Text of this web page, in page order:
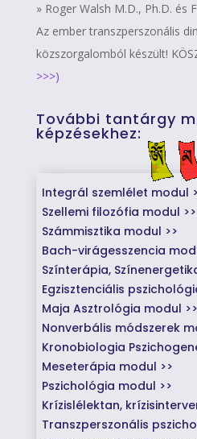
» Roger Walsh M.D., Ph.D. és
Az ember transzperszonális
közszorgalomból készült!
>>>)
További tantárgy
képzésekhez:
Integrál szemlélet modul
Szellemi filozófia modul >>
Számmisztika modul >>
Bach-virágesszencia
Színterápia,
Egzisztenciális
Maja Asztrológia modul >>
Nonverbális módszerek
Kronobiologia
Meseterápia modul >>
Pszichológia modul >>
Krízislélektan,
Transzperszonális